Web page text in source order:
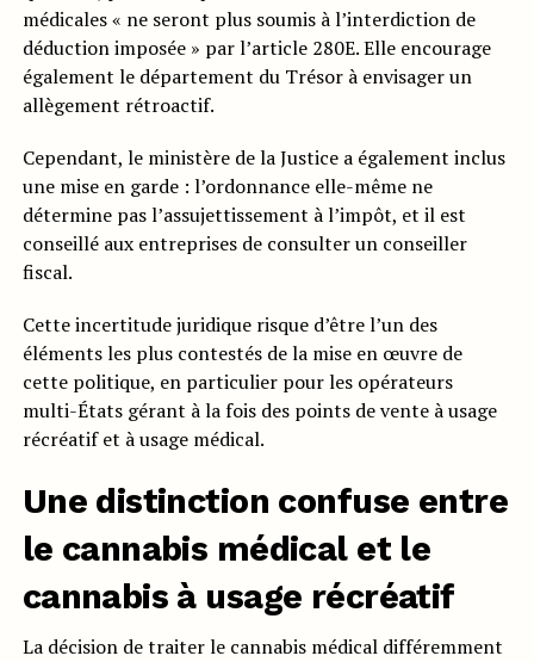
médicales « ne seront plus soumis à l’interdiction de
déduction imposée » par l’article 280E. Elle encourage
également le département du Trésor à envisager un
allègement rétroactif.
Cependant, le ministère de la Justice a également inclus
une mise en garde : l’ordonnance elle-même ne
détermine pas l’assujettissement à l’impôt, et il est
conseillé aux entreprises de consulter un conseiller
fiscal.
Cette incertitude juridique risque d’être l’un des
éléments les plus contestés de la mise en œuvre de
cette politique, en particulier pour les opérateurs
multi-États gérant à la fois des points de vente à usage
récréatif et à usage médical.
Une distinction confuse entre
le cannabis médical et le
cannabis à usage récréatif
La décision de traiter le cannabis médical différemment